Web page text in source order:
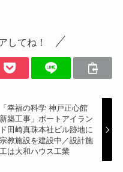
してね！
「幸福の科学 神戸正心館
新築工事」ポートアイラン
ド田崎真珠本社ビル跡地に
宗教施設を建設中／設計施
工は大和ハウス工業